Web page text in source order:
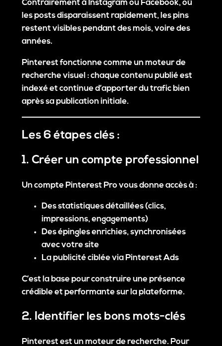
Contrairement à Instagram ou Facebook, où
les posts disparaissent rapidement, les pins
restent visibles pendant des mois, voire des
années.
Pinterest fonctionne comme un moteur de
recherche visuel : chaque contenu publié est
indexé et continue d’apporter du trafic bien
après sa publication initiale.
Les 6 étapes clés :
1. Créer un compte professionnel
Un compte Pinterest Pro vous donne accès à :
Des statistiques détaillées (clics,
impressions, engagements)
Des épingles enrichies, synchronisées
avec votre site
La publicité ciblée via Pinterest Ads
C’est la base pour construire une présence
crédible et performante sur la plateforme.
2. Identifier les bons mots-clés
Pinterest est un moteur de recherche. Pour